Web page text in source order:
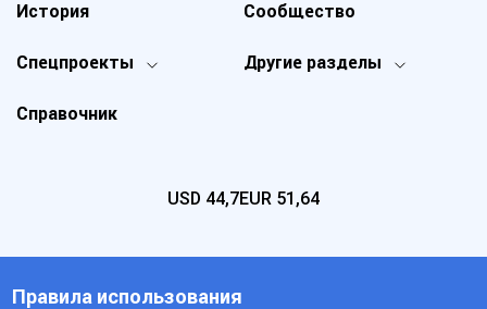
Спецпроекты Другие разделы
История
Справочник
Сообщество
USD 44,7EUR 51,64
Правила использования